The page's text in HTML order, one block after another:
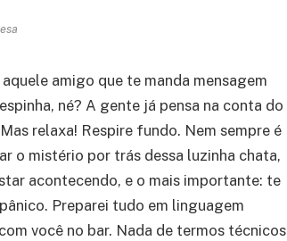
amigo que te manda mensagem
né? A gente já pensa na conta do
relaxa! Respire fundo. Nem sempre é
o mistério por trás dessa luzinha chata,
acontecendo, e o mais importante: te
Preparei tudo em linguagem
você no bar. Nada de termos técnicos